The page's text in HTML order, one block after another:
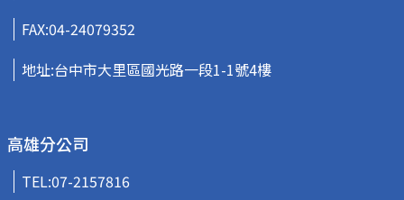
FAX:04-24079352
地址:台中市大里區國光路一段1-1號4樓
高雄分公司
TEL:07-2157816